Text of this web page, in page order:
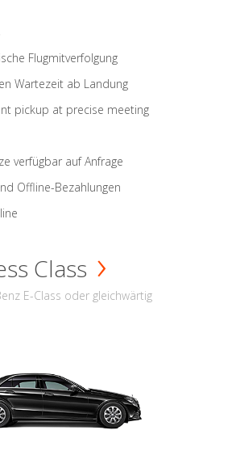
Flugmitverfolgung
Wartezeit ab Landung
pickup at precise meeting
verfügbar auf Anfrage
Offline-Bezahlungen
Class
E-Class oder gleichwärtig